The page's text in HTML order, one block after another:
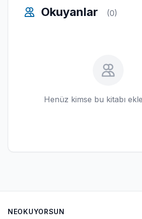
Okuyanlar (0)
Henüz kimse bu kitabı
NEOKUYORSUN